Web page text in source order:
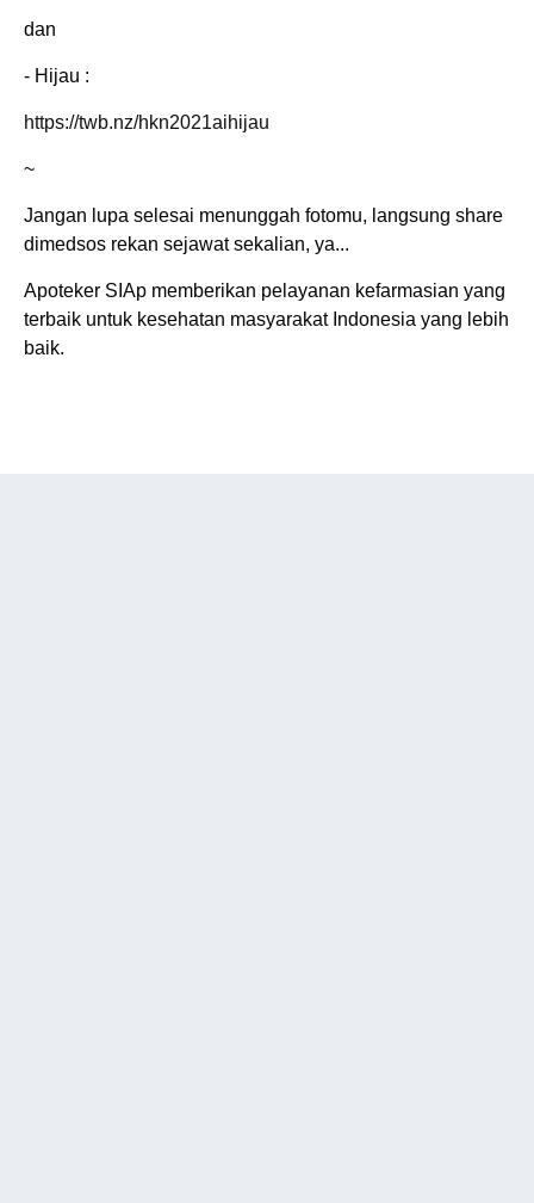
dan
- Hijau :
https://twb.nz/hkn2021aihijau
~
Jangan lupa selesai menunggah fotomu, langsung share
dimedsos rekan sejawat sekalian, ya...
Apoteker SIAp memberikan pelayanan kefarmasian yang
terbaik untuk kesehatan masyarakat Indonesia yang lebih
baik.